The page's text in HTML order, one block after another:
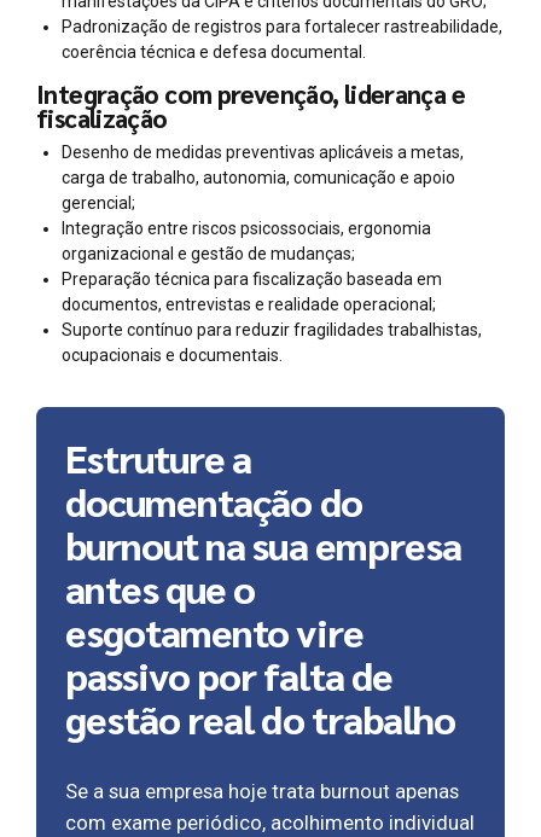
Padronização de registros para fortalecer rastreabilidade,
coerência técnica e defesa documental.
Integração com prevenção, liderança e
fiscalização
Desenho de medidas preventivas aplicáveis a metas,
carga de trabalho, autonomia, comunicação e apoio
gerencial;
Integração entre riscos psicossociais, ergonomia
organizacional e gestão de mudanças;
Preparação técnica para fiscalização baseada em
documentos, entrevistas e realidade operacional;
Suporte contínuo para reduzir fragilidades trabalhistas,
ocupacionais e documentais.
Estruture a
documentação do
burnout na sua empresa
antes que o
esgotamento vire
passivo por falta de
gestão real do trabalho
Se a sua empresa hoje trata burnout apenas
com exame periódico, acolhimento individual